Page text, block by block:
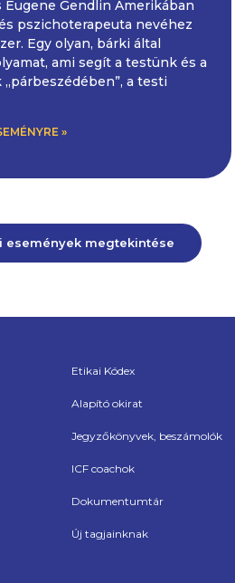
Eugene Gendlin Amerikában
pszichoterapeuta nevéhez
Egy olyan, bárki által
ami segít a testünk és a
a testi
»
események megtekintése
Etikai Kódex
Alapító okirat
Jegyzőkönyvek, beszámolók
ICF coachok
Dokumentumtár
Új tagjainknak